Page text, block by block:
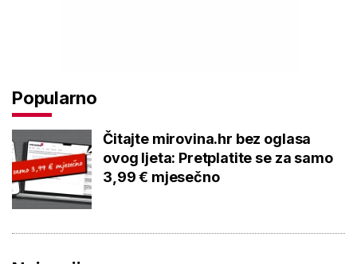
Popularno
Čitajte mirovina.hr bez oglasa
ovog ljeta: Pretplatite se za samo
3,99 € mjesečno